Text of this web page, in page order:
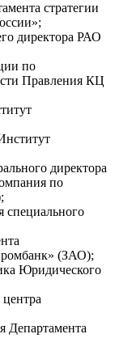
стратегии
директора РАО
по
Правления КЦ
директора
по
специального
(ЗАО);
Юридического
Департамента